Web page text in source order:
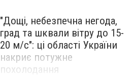
"Дощі, небезпечна негода,
град та шквали вітру до 15-
20 м/с": ці області України
накриє потужне
похолодання